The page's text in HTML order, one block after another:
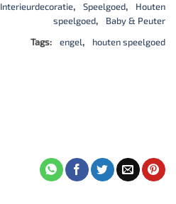
Interieurdecoratie, Speelgoed,
Houten
speelgoed,
Baby & Peuter
Tags:
engel, houten speelgoed